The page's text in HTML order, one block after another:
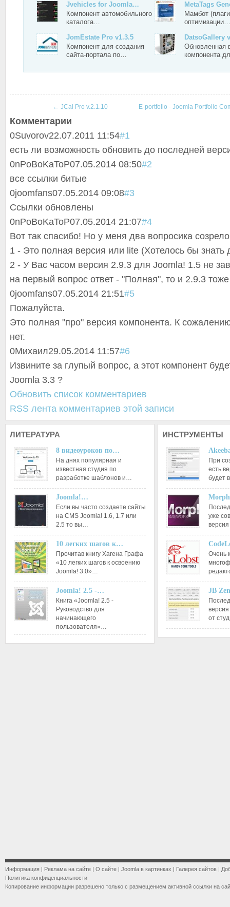
Jvehicles for Joomla…
Компонент автомобильного
каталога…
MetaTags
Мамбот
оптимизации…
JomEstate Pro v1.3.5
Компонент для создания
сайта-портала по…
DatsoGallery
Обновленная
компонента
← JCal Pro v.2.1.10 E-portfolio - Joomla Portfolio
Комментарии
0Suvorov22.07.2011 11:54#1
есть ли возможность обновить до последней
0nPoBoKaToP07.05.2014 08:50#2
все ссылки битые
0joomfans07.05.2014 09:08#3
Ссылки обновлены
0nPoBoKaToP07.05.2014 21:07#4
Вот так спасибо! Но у меня два вопросика
1 - Это полная версия или lite (Хотелось бы знать
2 - У Вас часом версия 2.9.3 для Joomla! 1.5 не
на первый вопрос ответ - "Полная", то и 2.9.3
0joomfans07.05.2014 21:51#5
Пожалуйста.
Это полная "про" версия компонента. К
нет.
0Михаил29.05.2014 11:57#6
Извините за глупый вопрос, а этот компонент
Joomla 3.3 ?
Обновить список комментариев
RSS лента комментариев этой записи
ЛИТЕРАТУРА
8 видеоуроков по…
На днях популярная и
известная студия по
разработке шаблонов и…
Joomla!…
Если вы часто создаете сайты
на CMS Joomla! 1.6, 1.7 или
2.5 то вы…
10 легких шагов к…
Прочитав книгу Хагена Графа
«10 легких шагов к освоению
Joomla! 3.0»…
Joomla! 2.5 -…
Книга «Joomla! 2.5 -
Руководство для
начинающего
пользователя»…
ИНСТРУМЕНТЫ
При
есть
будет
уже
Очень
JB
от
Информация | Реклама на сайте | О сайте | Joomla в картинках | Галерея сайтов |
Политика конфиденциальности
Копирование информации разрешено только с размещением активной ссылки на